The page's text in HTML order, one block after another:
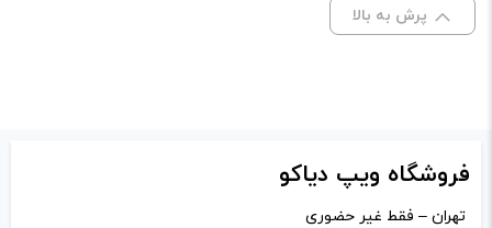
برای فعال شدن سبد خرید و نمایش قیمت ، گزینه های محصول را
افزودن به سبد خرید
پرش به بالا
فروشگاه ویپ دیاکو
تهران – فقط غیر حضوری